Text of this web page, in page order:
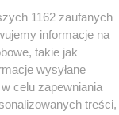
1162 zaufanych
informacje na
takie jak
wysyłane
celu zapewniania
treści,